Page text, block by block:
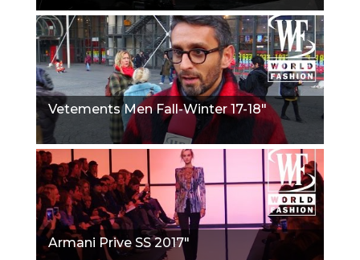
Vetements Men Fall-Winter 17-18"
Armani Prive SS 2017"